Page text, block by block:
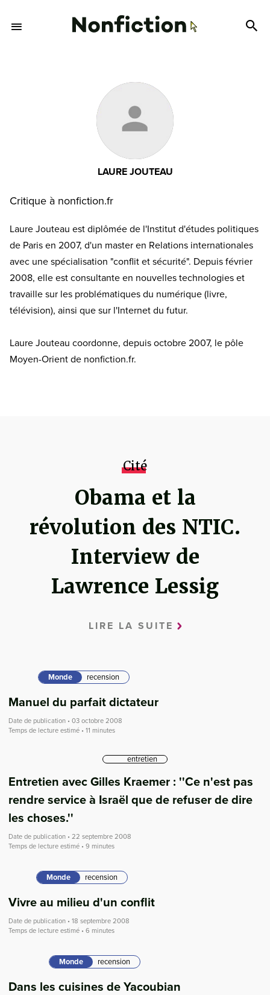
LAURE JOUTEAU
Critique à nonfiction.fr
Laure Jouteau est diplômée de l'Institut d'études politiques
de Paris en 2007, d'un master en Relations internationales
avec une spécialisation "conflit et sécurité". Depuis février
2008, elle est consultante en nouvelles technologies et
travaille sur les problématiques du numérique (livre,
télévision), ainsi que sur l'Internet du futur.
Laure Jouteau coordonne, depuis octobre 2007, le pôle
Moyen-Orient de nonfiction.fr.
Cité
Obama et la
révolution des NTIC.
Interview de
Lawrence Lessig
LIRE LA SUITE
Monde recension
Manuel du parfait dictateur
Date de publication • 03 octobre 2008
Temps de lecture estimé • 11 minutes
entretien
Entretien avec Gilles Kraemer : ''Ce n'est pas
rendre service à Israël que de refuser de dire
les choses.''
Date de publication • 22 septembre 2008
Temps de lecture estimé • 9 minutes
Monde recension
Vivre au milieu d'un conflit
Date de publication • 18 septembre 2008
Temps de lecture estimé • 6 minutes
Monde recension
Dans les cuisines de Yacoubian